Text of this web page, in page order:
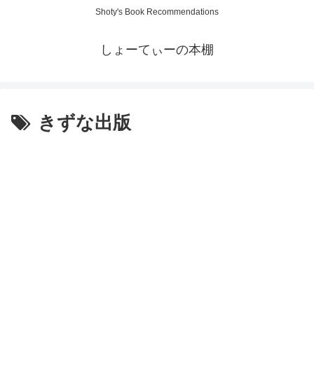
Shoty's Book Recommendations
しょーてぃーの本棚
きずな出版